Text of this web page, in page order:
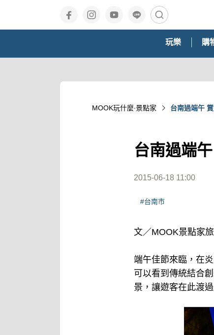
玩樂 購
MOOK玩什麼‧景點家 台南過端午
台南過端
2015-06-18 11:00
#台南市
文／MOOK景點家
端午佳節來臨，在
可以看到傳統結合
景，讓遊客在此渡